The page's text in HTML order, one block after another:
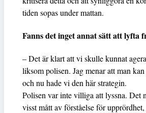
tiden sopas under mattan.
Fanns det inget annat sätt att lyfta
– Det är klart att vi skulle kunnat
liksom polisen. Jag menar att man
och nu hade vi den här strategin.
Polisen var inte villiga att lyssna. Det
visst mått av förståelse för